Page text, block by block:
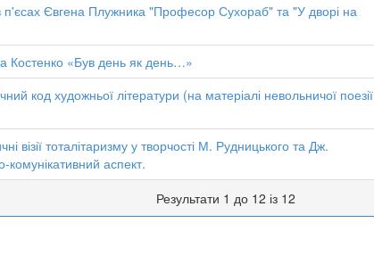
п'єсах Євгена Плужника "Професор Сухораб" та "У дворі на
Костенко «Був день як день…»
код художньої літератури (на матеріалі невольничої поезії
візії тоталітаризму у творчості М. Рудницького та Дж.
аспект.
Результати 1 до 12 із 12